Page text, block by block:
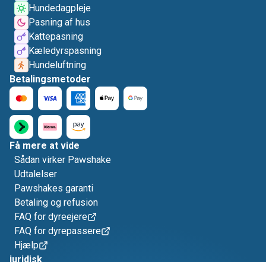
Hundedagpleje
Pasning af hus
Kattepasning
Kæledyrspasning
Hundeluftning
Betalingsmetoder
Få mere at vide
Sådan virker Pawshake
Udtalelser
Pawshakes garanti
Betaling og refusion
FAQ for dyreejere
FAQ for dyrepassere
Hjælp
juridisk